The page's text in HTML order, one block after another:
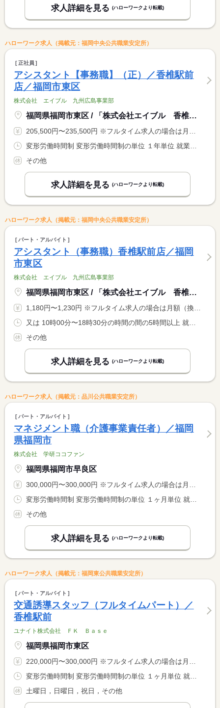
求人詳細を見る (ハローワークより転載)
ハローワーク求人（掲載元：福岡中央公共職業安定所）
正社員
アシスタント【事務職】（正）／香椎駅前
店／福岡市東区
株式会社 エイブル 九州広島事業部
福岡県福岡市東区 / 「株式会社エイブル 香椎駅前店」
205,500円〜235,500円 ※フルタイム求人の場合は月額（換算額）、パート求人の場合は時間額を表示しています。
その他
求人詳細を見る (ハローワークより転載)
ハローワーク求人（掲載元：福岡中央公共職業安定所）
パート・アルバイト
アシスタント（事務職）香椎駅前店／福岡
市東区
株式会社 エイブル 九州広島事業部
福岡県福岡市東区 / 「株式会社エイブル 香椎駅前店」
1,180円〜1,230円 ※フルタイム求人の場合は月額（換算額）、パート求人の場合は時間額を表示しています。
その他
求人詳細を見る (ハローワークより転載)
ハローワーク求人（掲載元：品川公共職業安定所）
パート・アルバイト
マネジメント職（介護事業責任者）／福岡
県福岡市
株式会社 学研ココファン
福岡県福岡市早良区
300,000円〜300,000円 ※フルタイム求人の場合は月額（換算額）、パート求人の場合は時間額を表示しています。
その他
求人詳細を見る (ハローワークより転載)
ハローワーク求人（掲載元：福岡東公共職業安定所）
パート・アルバイト
交通誘導スタッフ（フルタイムパート）／
香椎駅前
ユナイト株式会社 ＦＫ Ｂａｓｅ
福岡県福岡市東区
220,000円〜300,000円 ※フルタイム求人の場合は月額（換算額）、パート求人の場合は時間額を表示しています。
土曜日，日曜日，祝日，その他